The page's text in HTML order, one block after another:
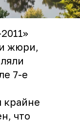
жюри,
7-е
крайне
что